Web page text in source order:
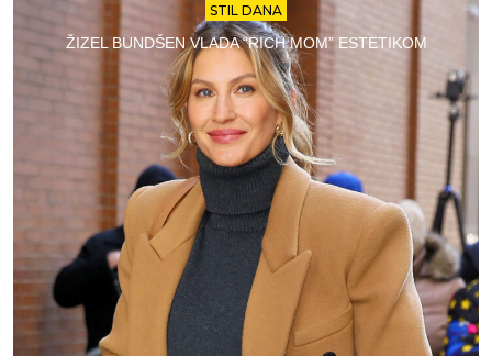
STIL DANA
ŽIZEL BUNDŠEN VLADA “RICH MOM” ESTETIKOM